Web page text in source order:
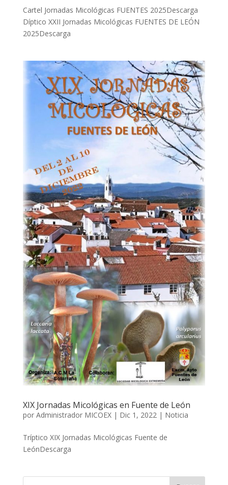
Cartel Jornadas Micológicas FUENTES 2025Descarga
Díptico XXII Jornadas Micológicas FUENTES DE LEÓN
2025Descarga
XIX Jornadas Micológicas en Fuente de León
por Administrador MICOEX| Dic 1, 2022| Noticia
Tríptico XIX Jornadas Micológicas Fuente de
LeónDescarga